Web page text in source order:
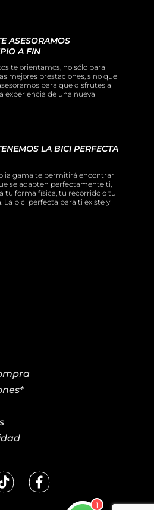
ASESORAMOS
A FIN
te orientamos, no sólo para
mejores prestaciones, sino que
para que disfrutes al
experiencia de una nueva
LA BICI PERFECTA
gama te permitirá encontrar
se adapten perfectamente ti,
tu forma física, tu recorrido o tu
La bici perfecta para ti existe y
1